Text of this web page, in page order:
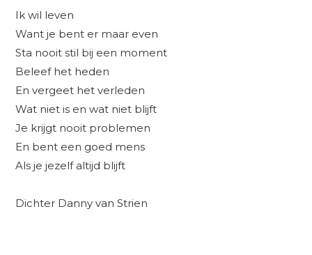
Ik wil leven
Want je bent er maar even
Sta nooit stil bij een moment
Beleef het heden
En vergeet het verleden
Wat niet is en wat niet blijft
Je krijgt nooit problemen
En bent een goed mens
Als je jezelf altijd blijft
Dichter Danny van Strien